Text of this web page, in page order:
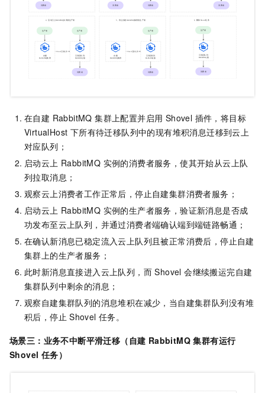
在自建 RabbitMQ 集群上配置并启用 Shovel 插件，将目标
VirtualHost 下所有待迁移队列中的现有堆积消息迁移到云上
对应队列；
启动云上 RabbitMQ 实例的消费者服务，使其开始从云上队
列拉取消息；
观察云上消费者工作正常后，停止自建集群消费者服务；
启动云上 RabbitMQ 实例的生产者服务，验证新消息是否成
功发布至云上队列，并通过消费者端确认端到端链路畅通；
在确认新消息已稳定流入云上队列且被正常消费后，停止自建
集群上的生产者服务；
此时新消息直接进入云上队列，而 Shovel 会继续搬运完自建
集群队列中剩余的消息；
观察自建集群队列的消息堆积在减少，当自建集群队列没有堆
积后，停止 Shovel 任务。
场景三： 业务不中断平滑迁移（ 自建 RabbitMQ 集群有运行
Shovel 任务）